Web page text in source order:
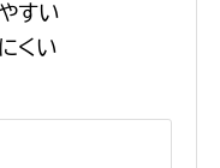
すい
くい